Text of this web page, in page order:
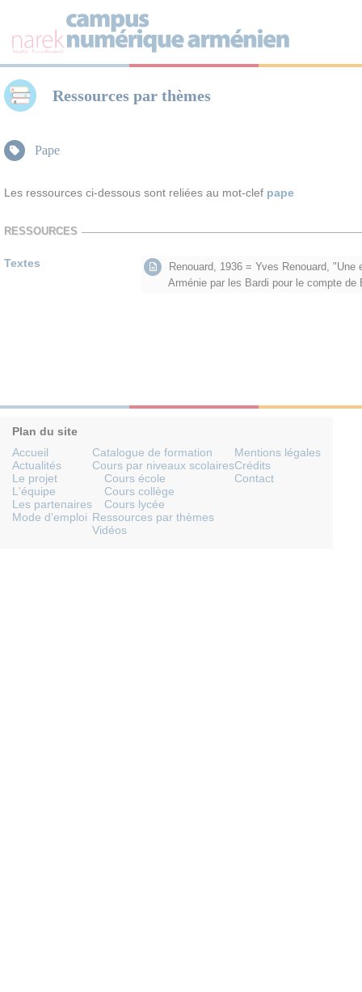
Ressources par thèmes
Pape
Les ressources ci-dessous sont reliées au mot-clef pape
RESSOURCES
Textes
Renouard, 1936 = Yves Renouard,
Arménie par les Bardi pour le compte de
Plan du site
Accueil
Actualités
Le projet
L'équipe
Les partenaires
Mode d'emploi
Catalogue de formation
Cours par niveaux scolaires
Cours école
Cours collège
Cours lycée
Ressources par thèmes
Vidéos
Mentions légales
Crédits
Contact